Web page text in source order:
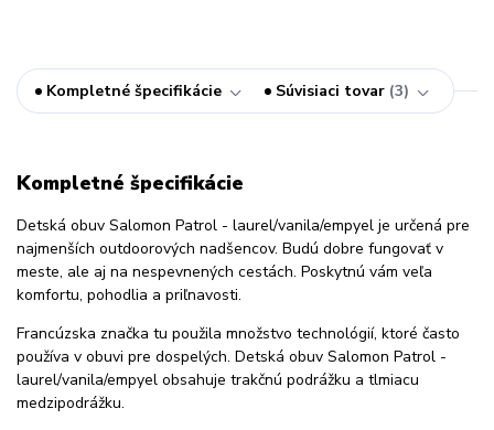
Kompletné špecifikácie Súvisiaci tovar 3
Kompletné špecifikácie
Detská obuv Salomon Patrol - laurel/vanila/empyel je určená pre
najmenších outdoorových nadšencov. Budú dobre fungovať v
meste, ale aj na nespevnených cestách. Poskytnú vám veľa
komfortu, pohodlia a priľnavosti.
Francúzska značka tu použila množstvo technológií, ktoré často
používa v obuvi pre dospelých. Detská obuv Salomon Patrol -
laurel/vanila/empyel obsahuje trakčnú podrážku a tlmiacu
medzipodrážku.